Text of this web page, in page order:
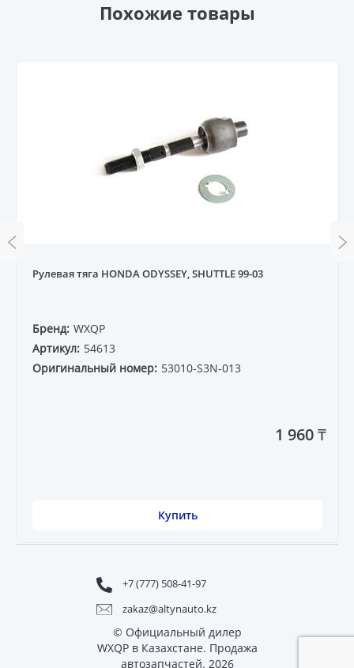
Похожие товары
Рулевая тяга HONDA ODYSSEY, SHUTTLE 99-03
Бренд: WXQP
Артикул: 54613
Оригинальный номер: 53010-S3N-013
1 960 ₸
Купить
+7 (777) 508-41-97
zakaz@altynauto.kz
© Официальный дилер
WXQP в Казахстане. Продажа
автозапчастей. 2026